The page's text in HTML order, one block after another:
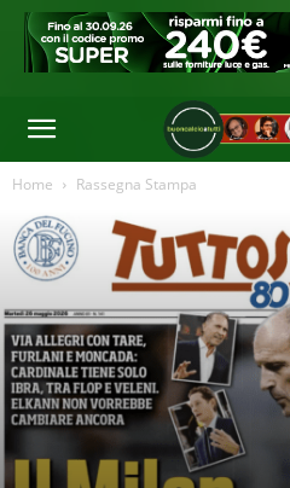
Home Rassegna Stampa
mattina l'edizione genovese di
riparte con le speranze Under: da
Fini e Cherubini" titola il Secolo XIX